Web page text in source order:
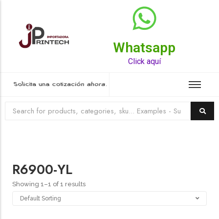
Whatsapp
Click aquí
Solicita una cotización ahora.
Top Rated Product
R6900-YL
Showing 1–1 of 1 results